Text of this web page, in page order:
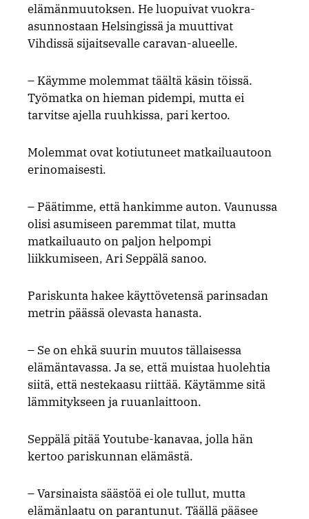
elämänmuutoksen. He luopuivat vuokra-
asunnostaan Helsingissä ja muuttivat
Vihdissä sijaitsevalle caravan-alueelle.
– Käymme molemmat täältä käsin töissä.
Työmatka on hieman pidempi, mutta ei
tarvitse ajella ruuhkissa, pari kertoo.
Molemmat ovat kotiutuneet matkailuautoon
erinomaisesti.
– Päätimme, että hankimme auton. Vaunussa
olisi asumiseen paremmat tilat, mutta
matkailuauto on paljon helpompi
liikkumiseen, Ari Seppälä sanoo.
Pariskunta hakee käyttövetensä parinsadan
metrin päässä olevasta hanasta.
– Se on ehkä suurin muutos tällaisessa
elämäntavassa. Ja se, että muistaa huolehtia
siitä, että nestekaasu riittää. Käytämme sitä
lämmitykseen ja ruuanlaittoon.
Seppälä pitää Youtube-kanavaa, jolla hän
kertoo pariskunnan elämästä.
– Varsinaista säästöä ei ole tullut, mutta
elämänlaatu on parantunut. Täällä pääsee